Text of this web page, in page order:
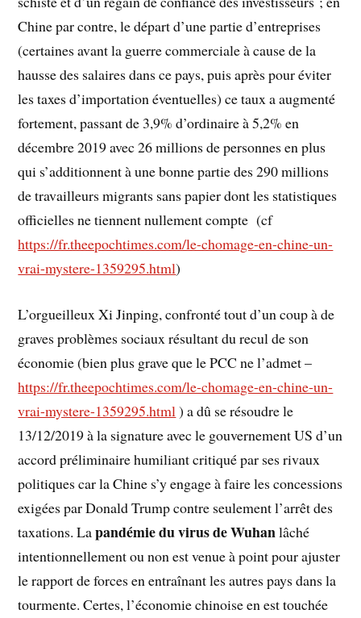
Chine par contre, le départ d’une partie d’entreprises
(certaines avant la guerre commerciale à cause de la
hausse des salaires dans ce pays, puis après pour éviter
les taxes d’importation éventuelles) ce taux a augmenté
fortement, passant de 3,9% d’ordinaire à 5,2% en
décembre 2019 avec 26 millions de personnes en plus
qui s’additionnent à une bonne partie des 290 millions
de travailleurs migrants sans papier dont les statistiques
officielles ne tiennent nullement compte (cf
https://fr.theepochtimes.com/le-chomage-en-chine-un-
vrai-mystere-1359295.html)
L’orgueilleux Xi Jinping, confronté tout d’un coup à de
graves problèmes sociaux résultant du recul de son
économie (bien plus grave que le PCC ne l’admet –
https://fr.theepochtimes.com/le-chomage-en-chine-un-
vrai-mystere-1359295.html) a dû se résoudre le
13/12/2019 à la signature avec le gouvernement US d’un
accord préliminaire humiliant critiqué par ses rivaux
politiques car la Chine s’y engage à faire les concessions
exigées par Donald Trump contre seulement l’arrêt des
taxations. Lapandémie du virus de Wuhanlâché
intentionnellement ou non est venue à point pour ajuster
le rapport de forces en entraînant les autres pays dans la
tourmente. Certes, l’économie chinoise en est touchée